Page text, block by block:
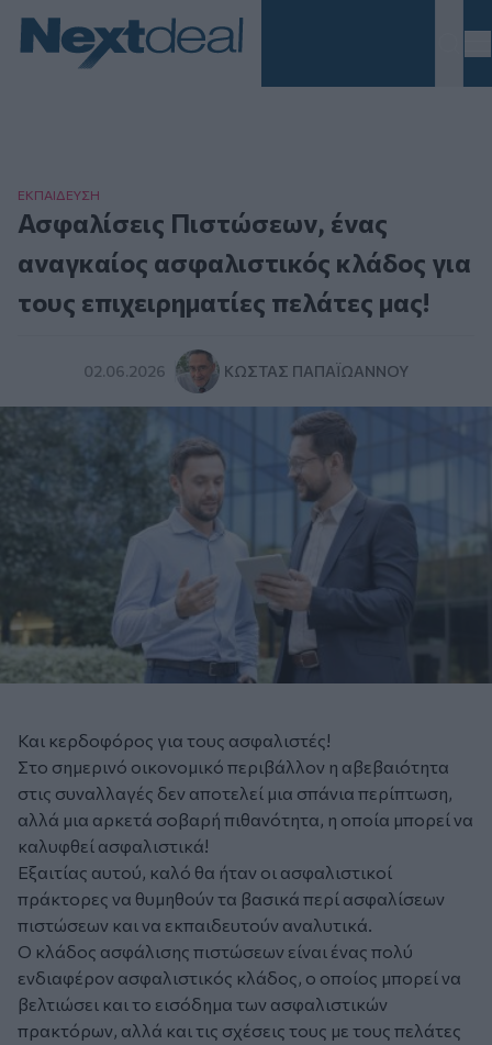
ΕΚΠΑΙΔΕΥΣΗ
Ασφαλίσεις Πιστώσεων, ένας
αναγκαίος ασφαλιστικός κλάδος για
τους επιχειρηματίες πελάτες μας!
02.06.2026 ΚΏΣΤΑΣ ΠΑΠΑΪΩΆΝΝΟΥ
Και κερδοφόρος για τους ασφαλιστές!
Στο σημερινό οικονομικό περιβάλλον η αβεβαιότητα
στις συναλλαγές δεν αποτελεί μια σπάνια περίπτωση,
αλλά μια αρκετά σοβαρή πιθανότητα, η οποία μπορεί να
καλυφθεί ασφαλιστικά!
Εξαιτίας αυτού, καλό θα ήταν οι ασφαλιστικοί
πράκτορες να θυμηθούν τα βασικά περί ασφαλίσεων
πιστώσεων και να εκπαιδευτούν αναλυτικά.
Ο κλάδος ασφάλισης πιστώσεων είναι ένας πολύ
ενδιαφέρον ασφαλιστικός κλάδος, ο οποίος μπορεί να
βελτιώσει και το εισόδημα των ασφαλιστικών
πρακτόρων, αλλά και τις σχέσεις τους με τους πελάτες